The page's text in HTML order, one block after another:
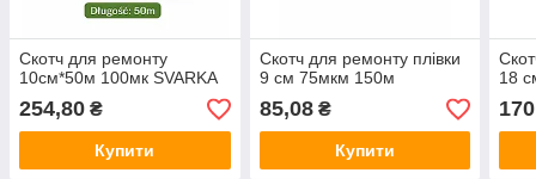
Скотч для ремонту
10см*50м 100мк SVARKA
254,80 ₴
Купити
Скотч для ремонту плівки
9 см 75мкм 150м
85,08₴
Купити
18